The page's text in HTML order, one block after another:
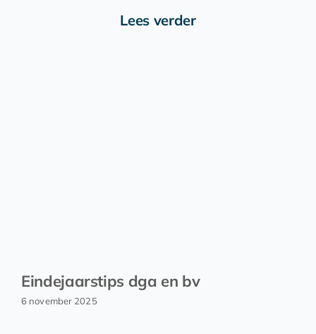
Lees verder
Eindejaarstips dga en bv
6 november 2025